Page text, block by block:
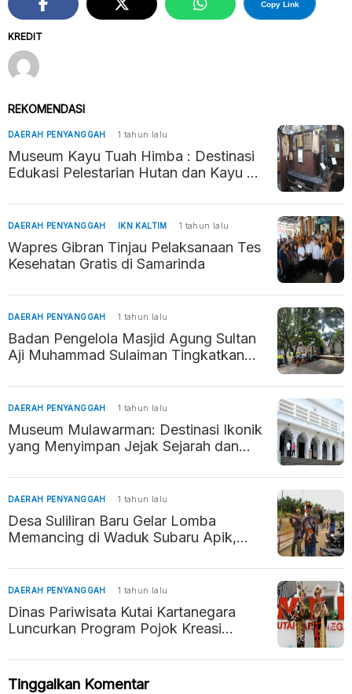
KREDIT
Copy Link
REKOMENDASI
DAERAH PENYANGGAH 1 tahun lalu
Museum Kayu Tuah Himba : Destinasi
Edukasi Pelestarian Hutan dan Kayu di
DAERAH PENYANGGAH IKN KALTIM 1 tahun lalu
Wapres Gibran Tinjau Pelaksanaan Tes
Kesehatan Gratis di Samarinda
DAERAH PENYANGGAH 1 tahun lalu
Badan Pengelola Masjid Agung Sultan
Aji Muhammad Sulaiman Tingkatkan
Ekonomi Masyarakat
DAERAH PENYANGGAH 1 tahun lalu
Museum Mulawarman: Destinasi Ikonik
yang Menyimpan Jejak Sejarah dan
DAERAH PENYANGGAH 1 tahun lalu
Desa Suliliran Baru Gelar Lomba
Memancing di Waduk Subaru Apik,
Silaturahmi
DAERAH PENYANGGAH 1 tahun lalu
Dinas Pariwisata Kutai Kartanegara
Luncurkan Program Pojok Kreasi
Lokal
Tinggalkan Komentar